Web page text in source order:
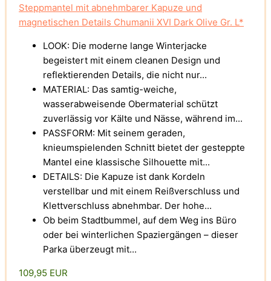
Steppmantel mit abnehmbarer Kapuze und
magnetischen Details Chumanii XVI Dark Olive Gr. L*
LOOK: Die moderne lange Winterjacke
begeistert mit einem cleanen Design und
reflektierenden Details, die nicht nur...
MATERIAL: Das samtig-weiche,
wasserabweisende Obermaterial schützt
zuverlässig vor Kälte und Nässe, während im...
PASSFORM: Mit seinem geraden,
knieumspielenden Schnitt bietet der gesteppte
Mantel eine klassische Silhouette mit...
DETAILS: Die Kapuze ist dank Kordeln
verstellbar und mit einem Reißverschluss und
Klettverschluss abnehmbar. Der hohe...
Ob beim Stadtbummel, auf dem Weg ins Büro
oder bei winterlichen Spaziergängen – dieser
Parka überzeugt mit...
109,95 EUR